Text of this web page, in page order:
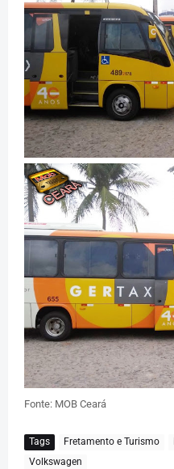
Fonte: MOB Ceará
Tags Fretamento e Turismo
Volkswagen